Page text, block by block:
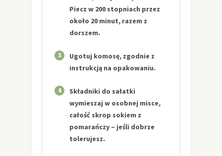
Piecz w 200 stopniach przez
około 20 minut, razem z
dorszem.
3
Ugotuj komosę, zgodnie z
instrukcją na opakowaniu.
4
Składniki do sałatki
wymieszaj w osobnej misce,
całość skrop sokiem z
pomarańczy – jeśli dobrze
tolerujesz.